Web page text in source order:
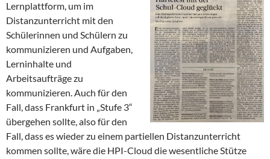
Lernplattform, um im
Distanzunterricht mit den
Schülerinnen und Schülern zu
kommunizieren und Aufgaben,
Lerninhalte und
Arbeitsaufträge zu
kommunizieren. Auch für den
Fall, dass Frankfurt in „Stufe 3“
übergehen sollte, also für den
Fall, dass es wieder zu einem partiellen Distanzunterricht
kommen sollte, wäre die HPI-Cloud die wesentliche Stütze